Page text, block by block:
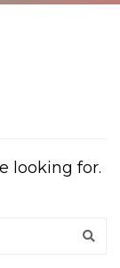
looking for.